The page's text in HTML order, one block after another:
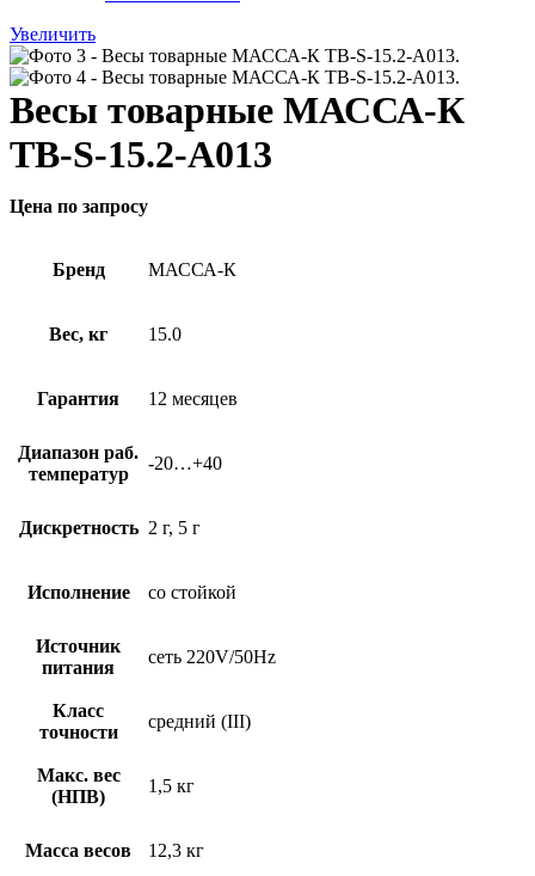
Увеличить
Весы товарные МАССА-К
ТВ-S-15.2-A013
Цена по запросу
Бренд МАССА-К
Вес, кг 15.0
Гарантия 12 месяцев
Диапазон раб.
температур
-20…+40
Дискретность 2 г, 5 г
Исполнение со стойкой
Источник
питания
сеть 220V/50Hz
Класс
точности
средний (III)
Макс. вес
(НПВ)
1,5 кг
Масса весов 12,3 кг